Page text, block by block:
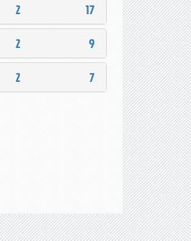
2
17
2
9
2 7